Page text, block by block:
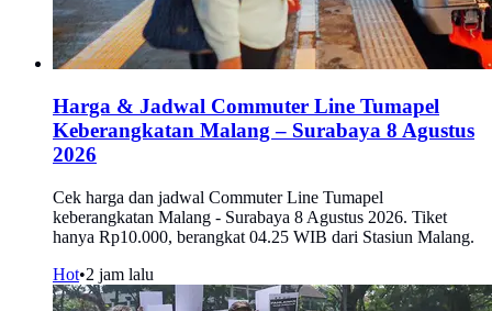
Harga & Jadwal Commuter Line Tumapel
Keberangkatan Malang – Surabaya 8 Agustus
2026
Cek harga dan jadwal Commuter Line Tumapel
keberangkatan Malang - Surabaya 8 Agustus 2026. Tiket
hanya Rp10.000, berangkat 04.25 WIB dari Stasiun Malang.
Hot•2 jam lalu